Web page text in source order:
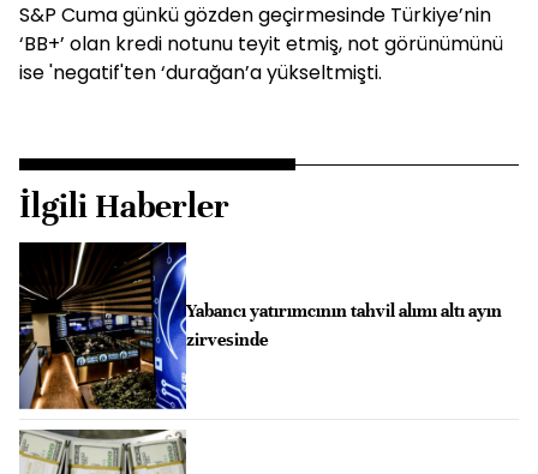
S&P Cuma günkü gözden geçirmesinde Türkiye’nin
‘BB+’ olan kredi notunu teyit etmiş, not görünümünü
ise 'negatif'ten ‘durağan’a yükseltmişti.
İlgili Haberler
Yabancı yatırımcının tahvil alımı altı ayın
zirvesinde